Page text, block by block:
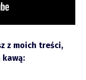
z moich treści,
kawą: